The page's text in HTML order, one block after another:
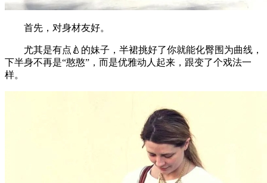
首先，对身材友好。
尤其是有点🍐的妹子，半裙挑好了你就能化臀围为曲线，
下半身不再是“憨憨”，而是优雅动人起来，跟变了个戏法一
样。